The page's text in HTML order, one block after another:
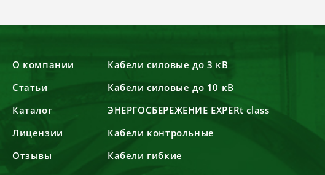
О компании
Статьи
Каталог
Лицензии
Отзывы
Кабели силовые до 3 кВ
Кабели силовые до 10 кВ
ЭНЕРГОСБЕРЕЖЕНИЕ EXPERt class
Кабели контрольные
Кабели гибкие